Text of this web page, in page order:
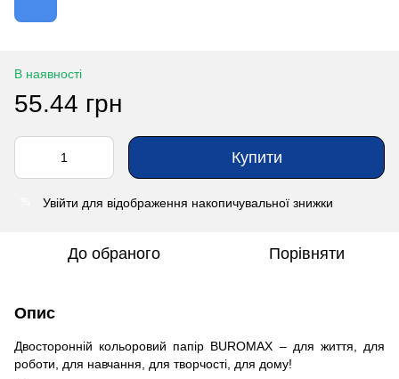
В наявності
55.44 грн
Купити
Увійти для відображення накопичувальної знижки
До обраного Порівняти
Опис
Двосторонній кольоровий папір BUROMAX – для життя, для
роботи, для навчання, для творчості, для дому!